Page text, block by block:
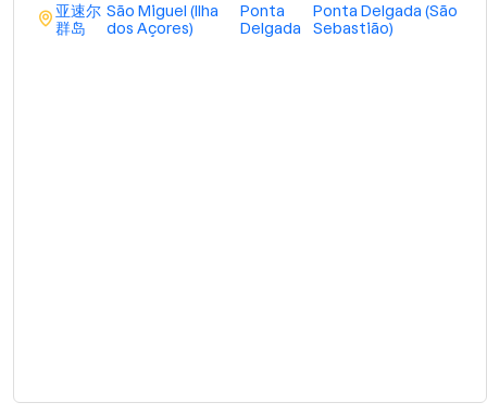
亚速尔
群岛
São Miguel (Ilha
dos Açores)
Ponta
Delgada
Ponta Delgada (São
Sebastião)